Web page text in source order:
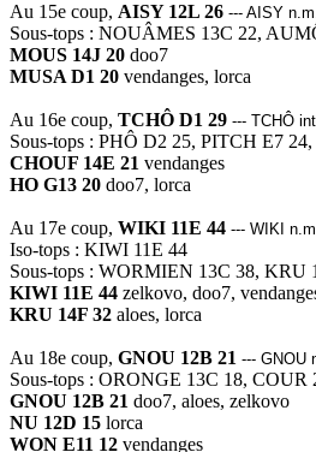
Au 15e coup, AISY 12L 26 --- AISY
Sous-tops : NOUÂMES 13C 22,
MOUS 14J 20 doo7
MUSA D1 20 vendanges, lorca
Au 16e coup, TCHÔ D1 29 --- TCHÔ
Sous-tops : PHÔ D2 25, PITCH E7
CHOUF 14E 21 vendanges
HO G13 20 doo7, lorca
Au 17e coup, WIKI 11E 44 --- WIKI
Iso-tops : KIWI 11E 44
Sous-tops : WORMIEN 13C 38,
KIWI 11E 44 zelkovo, doo7,
KRU 14F 32 aloes, lorca
Au 18e coup, GNOU 12B 21 --- GNOU
Sous-tops : ORONGE 13C 18,
GNOU 12B 21 doo7, aloes, zelkovo
NU 12D 15 lorca
WON E11 12 vendanges